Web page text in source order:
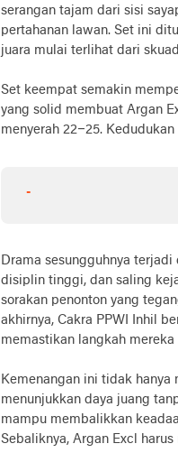
serangan tajam dari sisi
pertahanan lawan. Set ini
juara mulai terlihat dari
Set keempat semakin
yang solid membuat Argan
menyerah 22–25.
-
Drama sesungguhnya
disiplin tinggi, dan saling
sorakan penonton yang
akhirnya, Cakra PPWI Inhil
memastikan langkah mereka
Kemenangan ini tidak
menunjukkan daya juang
mampu membalikkan
Sebaliknya, Argan Excl